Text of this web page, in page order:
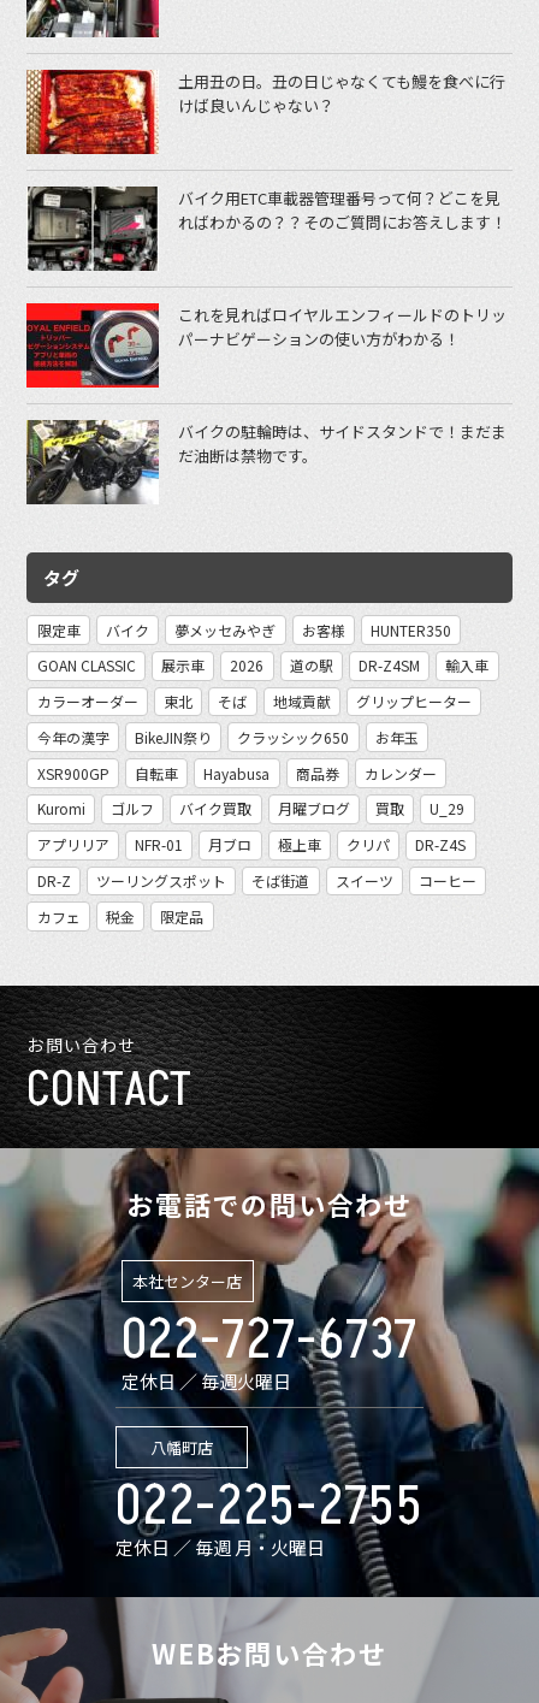
土用丑の日。丑の日じゃなくても鰻を食べに行
けば良いんじゃない？
バイク用ETC車載器管理番号って何？どこを見
ればわかるの？？そのご質問にお答えします！
これを見ればロイヤルエンフィールドのトリッ
パーナビゲーションの使い方がわかる！
バイクの駐輪時は、サイドスタンドで！まだま
だ油断は禁物です。
タグ
限定車 バイク 夢メッセみやぎ お客様
HUNTER350
GOAN CLASSIC
展示車 2026 道の駅 DR-Z4SM
輸入車
カラーオーダー
東北 そば 地域貢献
グリップヒーター
今年の漢字
BikeJIN祭り クラッシック650
お年玉
XSR900GP
自転車 Hayabusa 商品券
カレンダー
Kuromi
ゴルフ バイク買取 月曜ブログ 買取
U_29
アプリリア
NFR-01 月ブロ 極上車 クリパ
DR-Z4S
DR-Z
ツーリングスポット そば街道 スイーツ
コーヒー
カフェ
税金 限定品
お問い合わせ
CONTACT
お電話での問い合わせ
本社センター店
022-727-6737
定休日 ／ 毎週火曜日
八幡町店
022-225-2755
定休日 ／ 毎週 月・火曜日
WEBお問い合わせ